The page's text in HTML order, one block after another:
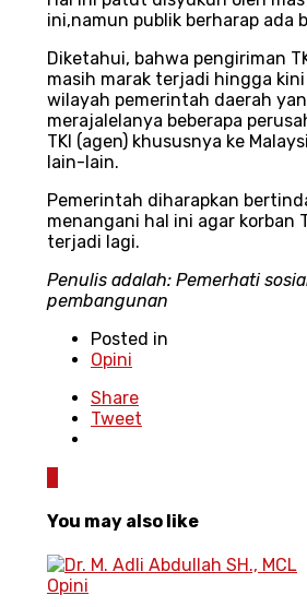
ini,namun publik berharap ada
Diketahui, bahwa pengiriman
masih marak terjadi hingga kini
wilayah pemerintah daerah
merajalelanya beberapa
TKI (agen) khususnya ke
lain-lain.
Pemerintah diharapkan
menangani hal ini agar korban
terjadi lagi.
Penulis adalah: Pemerhati
pembangunan
Posted in
Opini
Share
Tweet
You may also like
Opini